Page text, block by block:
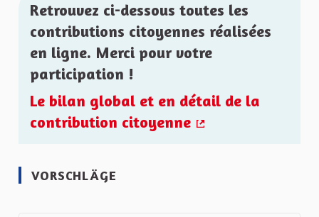
Retrouvez ci-dessous toutes les
contributions citoyennes réalisées
en ligne. Merci pour votre
participation !
Le bilan global et en détail de la
contribution citoyenne
VORSCHLÄGE